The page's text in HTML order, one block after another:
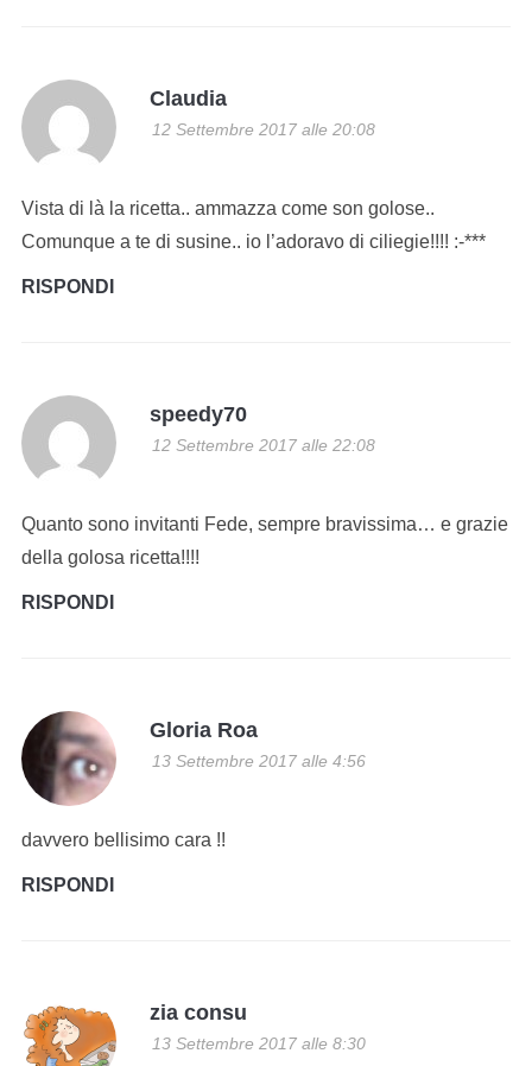
Claudia
12 Settembre 2017 alle 20:08
Vista di là la ricetta.. ammazza come son golose..
Comunque a te di susine.. io l’adoravo di ciliegie!!!! :-***
RISPONDI
speedy70
12 Settembre 2017 alle 22:08
Quanto sono invitanti Fede, sempre bravissima… e grazie
della golosa ricetta!!!!
RISPONDI
Gloria Roa
13 Settembre 2017 alle 4:56
davvero bellisimo cara !!
RISPONDI
zia consu
13 Settembre 2017 alle 8:30